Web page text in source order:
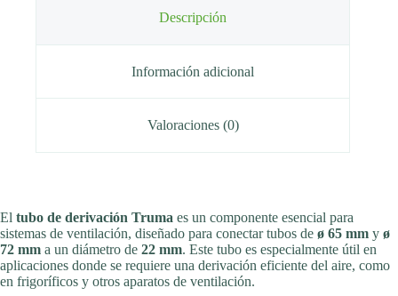
Descripción
Información adicional
Valoraciones (0)
El tubo de derivación Truma es un componente esencial para
sistemas de ventilación, diseñado para conectar tubos de ø 65 mm y ø
72 mm a un diámetro de 22 mm. Este tubo es especialmente útil en
aplicaciones donde se requiere una derivación eficiente del aire, como
en frigoríficos y otros aparatos de ventilación.